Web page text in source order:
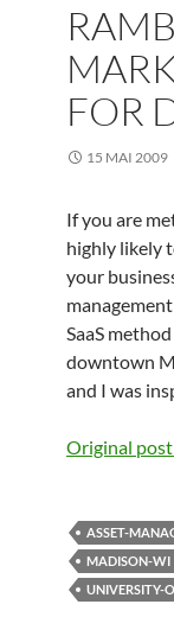
FOR
15 MAI 2009
If you are
highly likely
your
SaaS
downtown
and I was
Original
ASSET-
MADISON-WI
UNIVERSITY-